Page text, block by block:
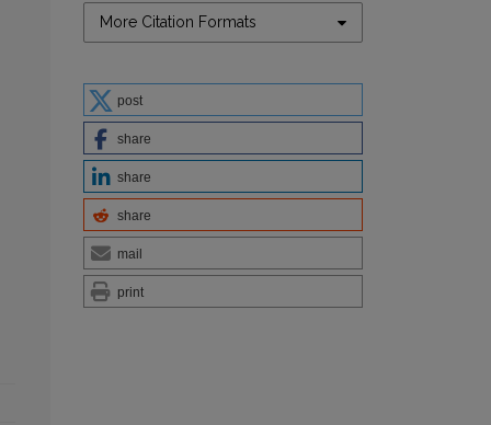
More Citation Formats
post
share
share
share
mail
print